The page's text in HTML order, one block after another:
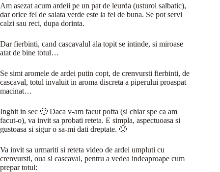
Am asezat acum ardeii pe un pat de leurda (usturoi salbatic),
dar orice fel de salata verde este la fel de buna. Se pot servi
calzi sau reci, dupa dorinta.
Dar fierbinti, cand cascavalul ala topit se intinde, si miroase
atat de bine totul…
Se simt aromele de ardei putin copt, de crenvursti fierbinti, de
cascaval, totul invaluit in aroma discreta a piperului proaspat
macinat…
Inghit in sec 🙂 Daca v-am facut pofta (si chiar spe ca am
facut-o), va invit sa probati reteta. E simpla, aspectuoasa si
gustoasa si sigur o sa-mi dati dreptate. 🙂
Va invit sa urmariti si reteta video de ardei umpluti cu
crenvursti, oua si cascaval, pentru a vedea indeaproape cum
prepar totul: